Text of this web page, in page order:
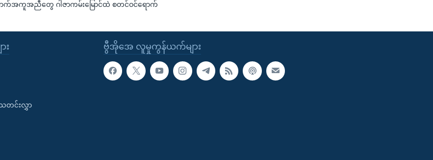
ာက်အကူအညီတွေ ဂါဇာကမ်းမြောင်ထဲ စတင်ဝင်ရောက်
ဗွီအိုအေ လူမှုကွန်ယက်များ
း
သတင်းလွှာ